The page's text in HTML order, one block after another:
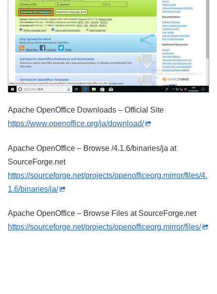
Apache OpenOffice Downloads – Official Site
https://www.openoffice.org/ja/download/
Apache OpenOffice – Browse /4.1.6/binaries/ja at
SourceForge.net
https://sourceforge.net/projects/openofficeorg.mirror/files/4.
1.6/binaries/ja/
Apache OpenOffice – Browse Files at SourceForge.net
https://sourceforge.net/projects/openofficeorg.mirror/files/